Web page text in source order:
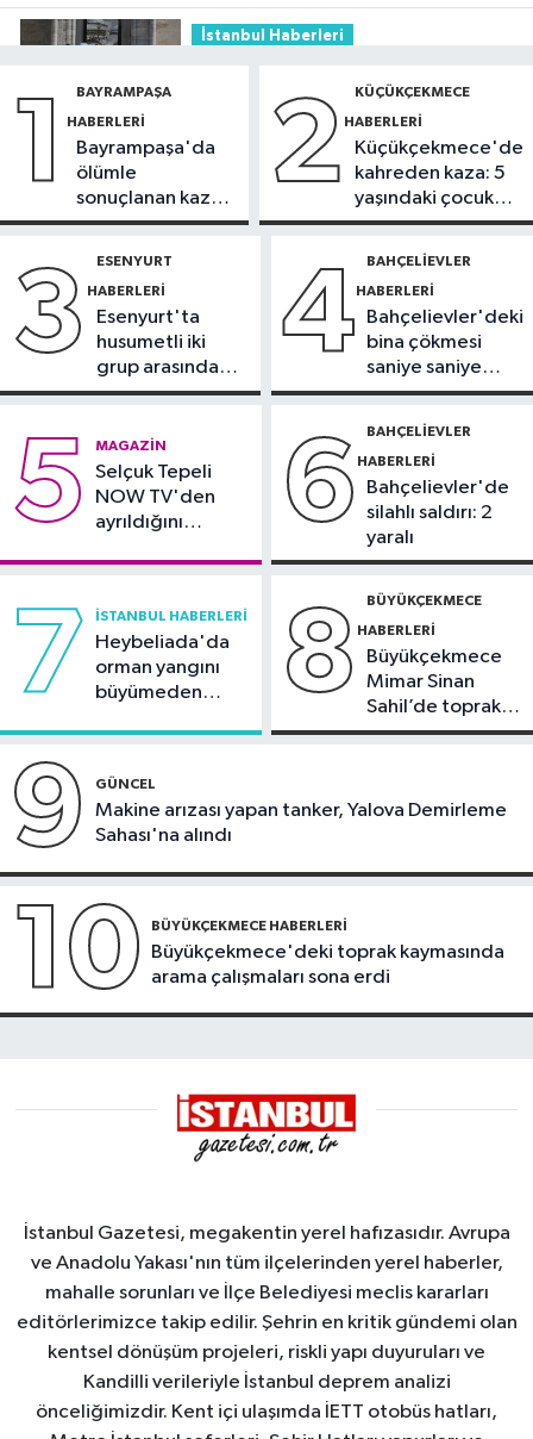
pentatlonda büyük başarılar elde
edeceğiz
İstanbul Haberleri
plajlarını aratmadı
Güncel
otomobil alev topuna döndü: Trafik
Anlaşması tarihi bir adımdır
konteynerleri alevlere teslim oldu
1 BAYRAMPAŞA
HABERLERI
Bayrampaşa'da
ölümle
sonuçlanan kaza:
Sürücü
2 KÜÇÜKÇEKMECE
HABERLERI
Küçükçekmece'de
kahreden kaza: 5
yaşındaki çocuk
yoğun bakımda
3 ESENYURT
HABERLERI
Esenyurt'ta
husumetli iki
grup arasında
silahlı kavga
4 BAHÇELIEVLER
HABERLERI
Bahçelievler'deki
bina çökmesi
saniye saniye
görüntülendi
5 MAGAZIN
Selçuk Tepeli
NOW TV'den
ayrıldığını
6 BAHÇELIEVLER
HABERLERI
Bahçelievler'de
silahlı saldırı: 2
yaralı
7 İSTANBUL HABERLERI
Heybeliada'da
orman yangını
büyümeden
8 BÜYÜKÇEKMECE
HABERLERI
Büyükçekmece
Mimar Sinan
Sahil’de toprak
kayması
9 GÜNCEL
Makine arızası yapan tanker, Yalova Demirleme
Sahası'na alındı
10 BÜYÜKÇEKMECE HABERLERI
Büyükçekmece'deki toprak kaymasında
arama çalışmaları sona erdi
İstanbul Gazetesi, megakentin yerel hafızasıdır. Avrupa
ve Anadolu Yakası'nın tüm ilçelerinden yerel haberler,
mahalle sorunları ve İlçe Belediyesi meclis kararları
editörlerimizce takip edilir. Şehrin en kritik gündemi olan
kentsel dönüşüm projeleri, riskli yapı duyuruları ve
Kandilli verileriyle İstanbul deprem analizi
önceliğimizdir. Kent içi ulaşımda İETT otobüs hatları,